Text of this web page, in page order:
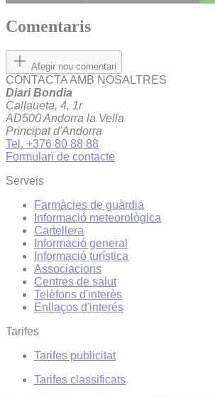
Comentaris
Afegir nou comentari
CONTACTA AMB NOSALTRES
Diari Bondia
Callaueta, 4, 1r
AD500 Andorra la Vella
Principat d'Andorra
Tel. +376 80 88 88
Formulari de contacte
Serveis
Farmàcies de guàrdia
Informació meteorològica
Cartellera
Informació general
Informació turística
Associacions
Centres de salut
Telèfons d'interès
Enllaços d'interés
Tarifes
Tarifes publicitat
Tarifes classificats